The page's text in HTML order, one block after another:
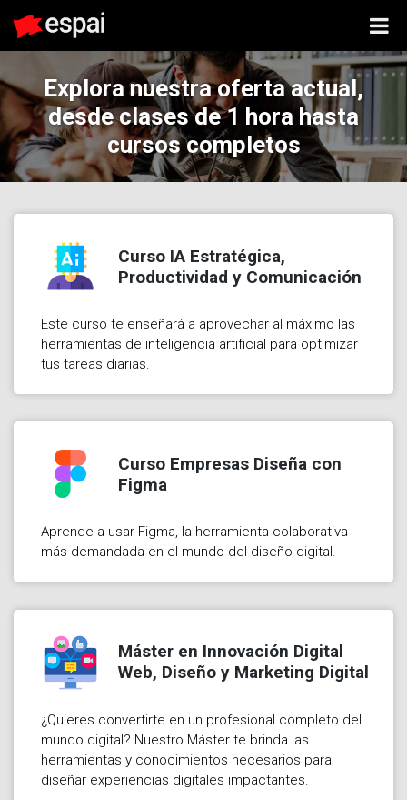
Explora nuestra oferta actual,
desde clases de 1 hora hasta
cursos completos
Curso IA Estratégica,
Productividad y Comunicación
Este curso te enseñará a aprovechar al máximo las
herramientas de inteligencia artificial para optimizar
tus tareas diarias.
Curso Empresas Diseña con
Figma
Aprende a usar Figma, la herramienta colaborativa
más demandada en el mundo del diseño digital.
Máster en Innovación Digital
Web, Diseño y Marketing Digital
¿Quieres convertirte en un profesional completo del
mundo digital? Nuestro Máster te brinda las
herramientas y conocimientos necesarios para
diseñar experiencias digitales impactantes.